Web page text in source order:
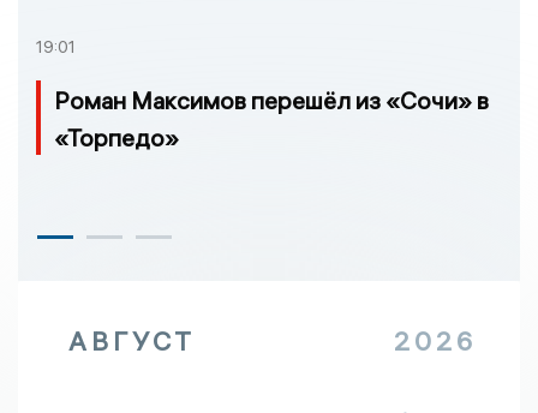
19:01
Роман Максимов перешёл из «Сочи» в
«Торпедо»
АВГУСТ 2026